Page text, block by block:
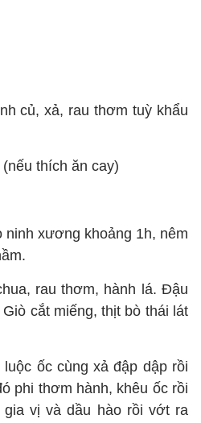
củ, xả, rau thơm tuỳ khẩu
thích ăn cay)
xương khoảng 1h, nêm
rau thơm, hành lá. Đậu
cắt miếng, thịt bò thái lát
ốc cùng xả đập dập rồi
phi thơm hành, khêu ốc rồi
gia vị và dầu hào rồi vớt ra